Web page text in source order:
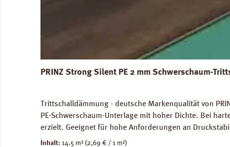
PRINZ Strong Silent PE 2 mm Schwerschaum-
Trittschalldämmung - deutsche Markenqualität von
PE-Schwerschaum-Unterlage mit hoher Dichte. Bei
erzielt. Geeignet für hohe Anforderungen an
genutze Flächen) und im Objektbereich. Für die
Inhalt: 14.5 m² (2,69 € / 1 m²)